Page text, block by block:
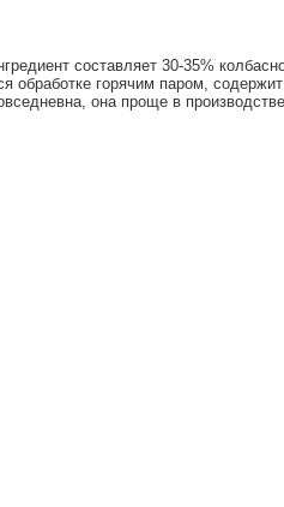
составляет 30-35%
обработке горячим паром, содержит
она проще в производстве